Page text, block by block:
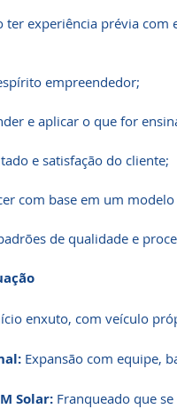
ter experiência prévia com
empreendedor;
e aplicar o que for
e satisfação do cliente;
com base em um
de qualidade e
enxuto, com veículo
Expansão com equipe,
Solar: Franqueado que